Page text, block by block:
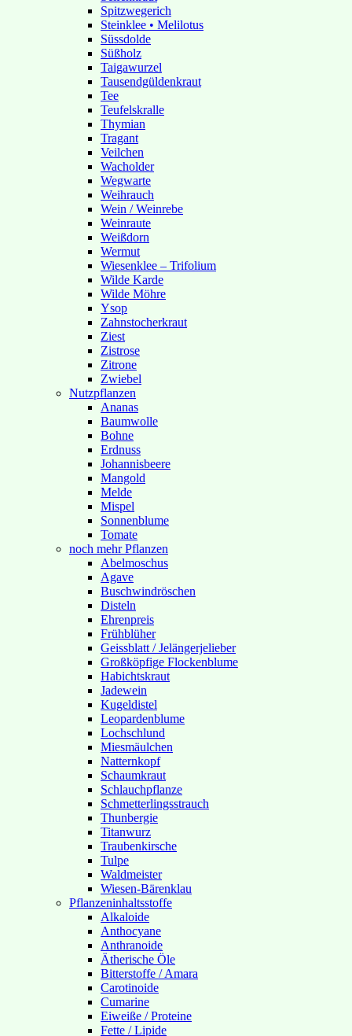
Spitzwegerich
Steinklee • Melilotus
Süssdolde
Süßholz
Taigawurzel
Tausendgüldenkraut
Tee
Teufelskralle
Thymian
Tragant
Veilchen
Wacholder
Wegwarte
Weihrauch
Wein / Weinrebe
Weinraute
Weißdorn
Wermut
Wiesenklee – Trifolium
Wilde Karde
Wilde Möhre
Ysop
Zahnstocherkraut
Ziest
Zistrose
Zitrone
Zwiebel
Nutzpflanzen
Ananas
Baumwolle
Bohne
Erdnuss
Johannisbeere
Mangold
Melde
Mispel
Sonnenblume
Tomate
noch mehr Pflanzen
Abelmoschus
Agave
Buschwindröschen
Disteln
Ehrenpreis
Frühblüher
Geissblatt / Jelängerjelieber
Großköpfige Flockenblume
Habichtskraut
Jadewein
Kugeldistel
Leopardenblume
Lochschlund
Miesmäulchen
Natternkopf
Schaumkraut
Schlauchpflanze
Schmetterlingsstrauch
Thunbergie
Titanwurz
Traubenkirsche
Tulpe
Waldmeister
Wiesen-Bärenklau
Pflanzeninhaltsstoffe
Alkaloide
Anthocyane
Anthranoide
Ätherische Öle
Bitterstoffe / Amara
Carotinoide
Cumarine
Eiweiße / Proteine
Fette / Lipide